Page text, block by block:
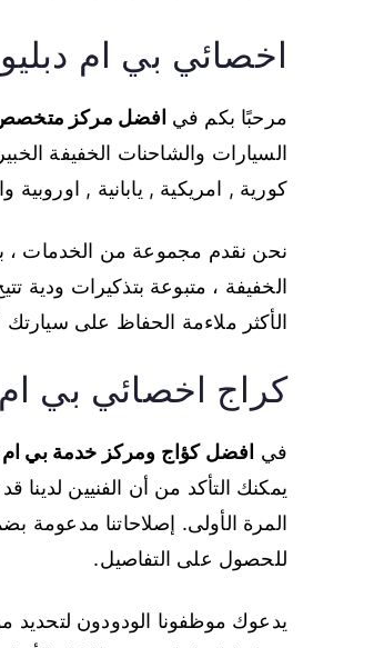
اخصائي بي ام دبليو
مرحبًا بكم في افضل مركز متخصص
السيارات والشاحنات الخفيفة
كورية , امريكية , يابانية , اوروبية
نحن نقدم مجموعة من الخدمات ،
الخفيفة ، متبوعة بتذكيرات
الأكثر ملاءمة الحفاظ على
كراج اخصائي بي ام
في افضل كؤاج ومركز خدمة بي ام
يمكنك التأكد من أن الفنيين
المرة الأولى. إصلاحاتنا
للحصول على التفاصيل.
يدعوك موظفونا الودودون لتحديد